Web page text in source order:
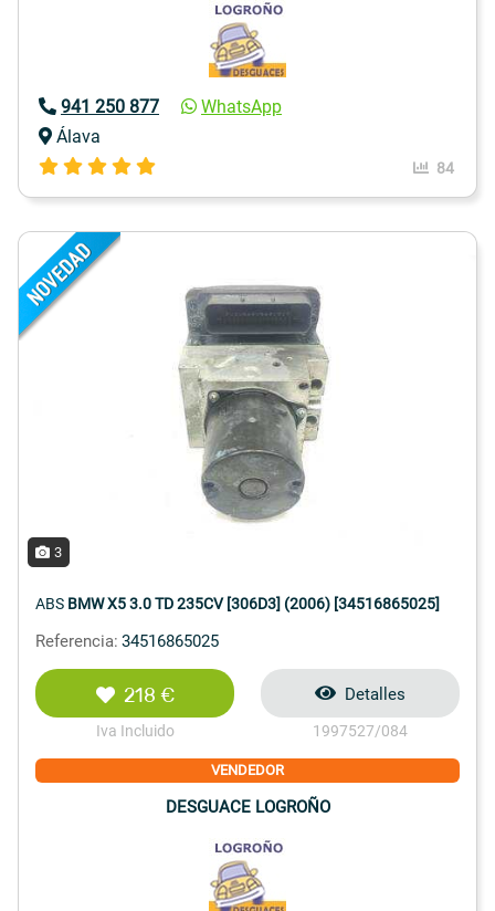
941 250 877
WhatsApp
Álava
84
3
ABS BMW X5 3.0 TD 235CV [306D3] (2006) [34516865025]
Referencia: 34516865025
218 €
Iva Incluido
Detalles
1997527/084
VENDEDOR
DESGUACE LOGROÑO